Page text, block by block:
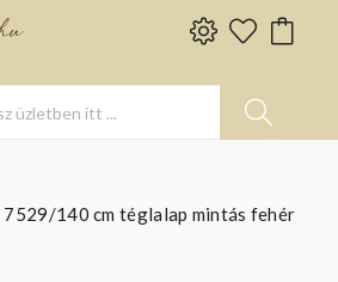
140 cm téglalap mintás fehér